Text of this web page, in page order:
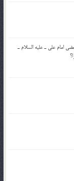
است چون بعضي امام علي ـ عليه السلام ـ